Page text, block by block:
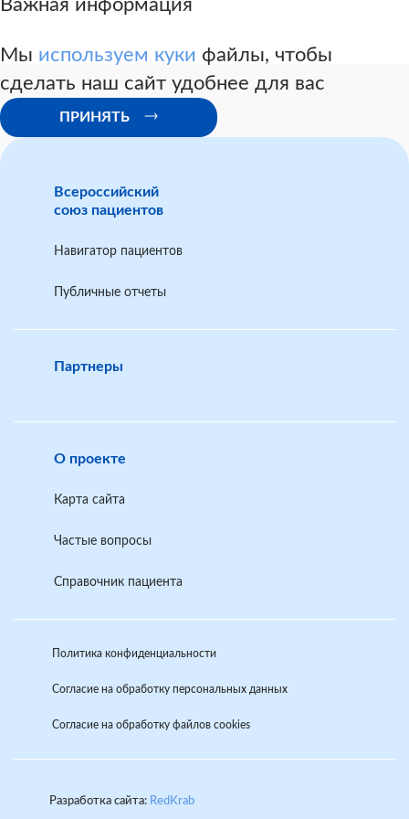
если пациент или его законный представитель не
запретил разглашение сведений,
Порядок
по запросу
Порядок и сроки предоставления медицинских
документов (их копий) и выписок из них
30 рабочих дней
Важная информация
Мы используем куки файлы, чтобы
сделать наш сайт удобнее для вас
ПРИНЯТЬ
Всероссийский
союз пациентов
Навигатор пациентов
Публичные отчеты
Партнеры
О проекте
Карта сайта
Частые вопросы
Справочник пациента
Разработка сайта: RedKrab
Политика конфиденциальности
Согласие на обработку персональных данных
Согласие на обработку файлов cookies